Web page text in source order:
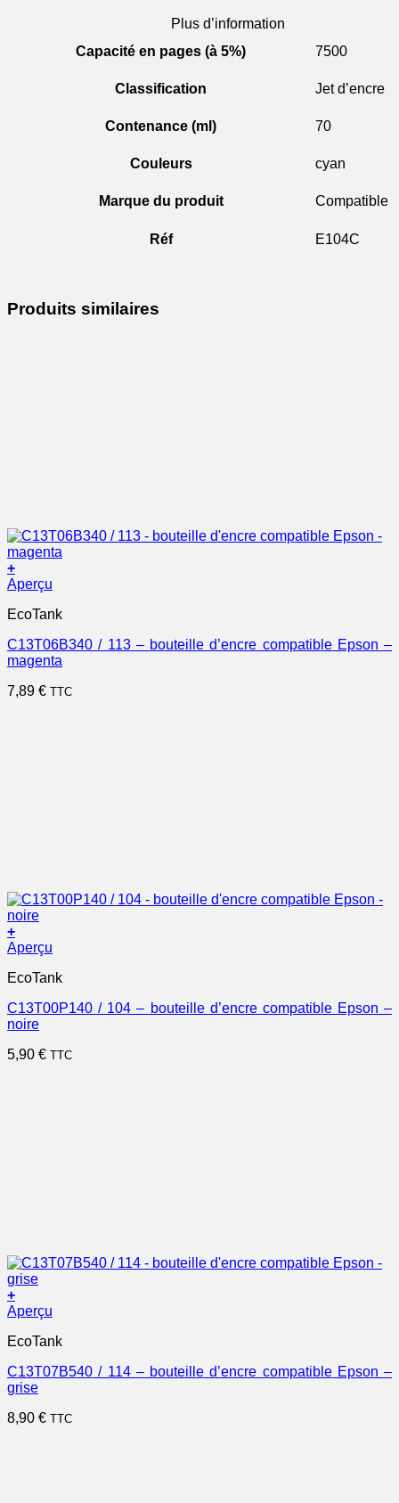
Plus d’information
Capacité en pages (à 5%)
7500
Classification Jet d’encre
Contenance (ml) 70
Couleurs cyan
Marque du produit Compatible
Réf E104C
Produits similaires
+
Aperçu
EcoTank
C13T06B340 / 113 – bouteille d’encre compatible Epson –
magenta
7,89 € TTC
+
Aperçu
EcoTank
C13T00P140 / 104 – bouteille d’encre compatible Epson –
noire
5,90 € TTC
+
Aperçu
EcoTank
C13T07B540 / 114 – bouteille d’encre compatible Epson –
grise
8,90 € TTC